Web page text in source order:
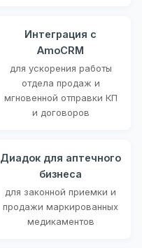
Интеграция с
AmoCRM
для ускорения работы
отдела продаж и
мгновенной отправки КП
и договоров
Диадок для аптечного
бизнеса
для законной приемки и
продажи маркированных
медикаментов